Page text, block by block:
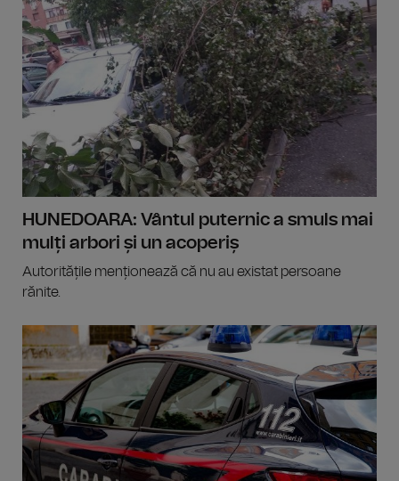
HUNEDOARA: Vântul puternic a smuls mai
mulți arbori și un acoperiș
Autoritățile menționează că nu au existat persoane
rănite.